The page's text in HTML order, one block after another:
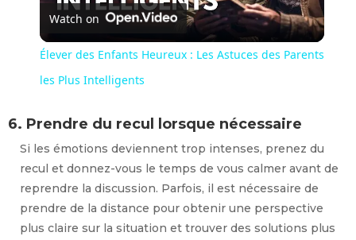
l
y
V
i
Watch on
Élever des Enfants Heureux : Les Astuces des Parents
les Plus Intelligents
6. Prendre du recul lorsque nécessaire
Si les émotions deviennent trop intenses, prenez du
recul et donnez-vous le temps de vous calmer avant de
reprendre la discussion. Parfois, il est nécessaire de
prendre de la distance pour obtenir une perspective
plus claire sur la situation et trouver des solutions plus